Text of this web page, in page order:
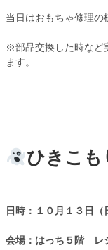
当日はおもちゃ修理の
※部品交換した時など
ます。
ひきこも
日時：１０月１３ 日
会場：はっち５階 レ